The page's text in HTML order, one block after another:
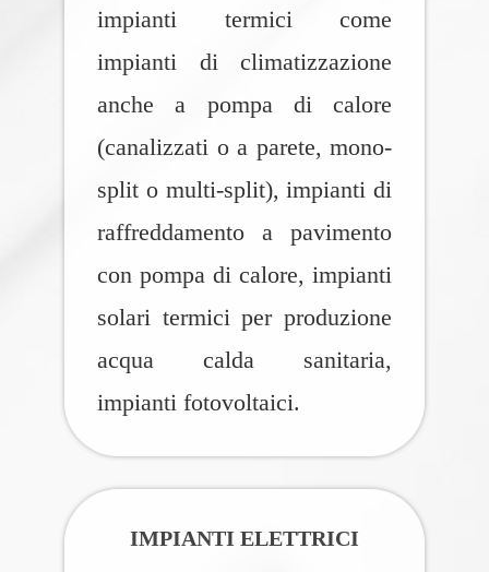
impianti termici come
impianti di climatizzazione
anche a pompa di calore
(canalizzati o a parete, mono-
split o multi-split), impianti di
raffreddamento a pavimento
con pompa di calore, impianti
solari termici per produzione
acqua calda sanitaria,
impianti fotovoltaici.
IMPIANTI ELETTRICI